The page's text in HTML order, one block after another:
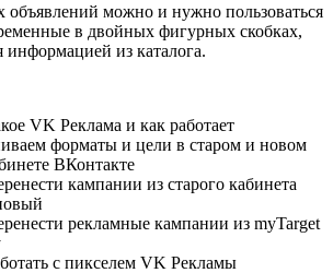
объявлений можно и нужно пользоваться
в двойных фигурных скобках,
информацией из каталога.
VK Реклама и как работает
форматы и цели в старом и новом
ВКонтакте
кампании из старого кабинета
рекламные кампании из myTarget
с пикселем VK Рекламы